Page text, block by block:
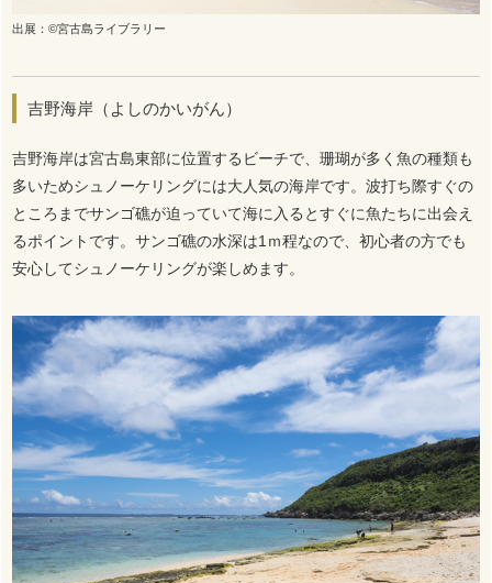
出展：©宮古島ライブラリー
吉野海岸（よしのかいがん）
吉野海岸は宮古島東部に位置するビーチで、珊瑚が多く魚の種類も
多いためシュノーケリングには大人気の海岸です。波打ち際すぐの
ところまでサンゴ礁が迫っていて海に入るとすぐに魚たちに出会え
るポイントです。サンゴ礁の水深は1ｍ程なので、初心者の方でも
安心してシュノーケリングが楽しめます。